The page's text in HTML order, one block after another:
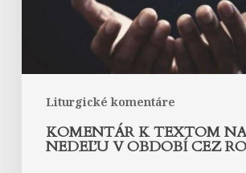
Liturgické komentáre
„A“
KOMENTÁR K TEXTOM
NEDEĽU V OBDOBÍ CEZ